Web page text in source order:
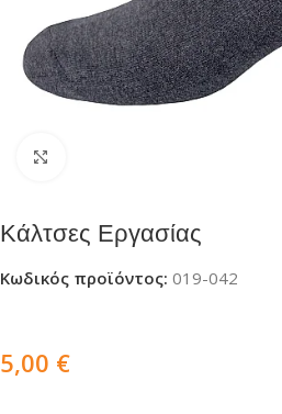
Κάλτσες Εργασίας
Κωδικός προϊόντος: 019-042
5,00 €